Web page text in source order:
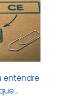
entendre